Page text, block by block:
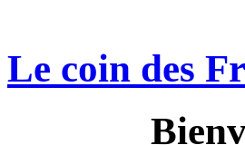
Le coin des